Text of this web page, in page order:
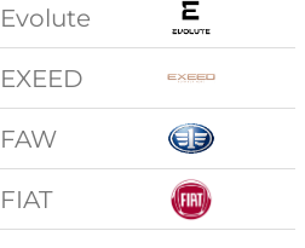
Evolute
EXEED
FAW
FIAT